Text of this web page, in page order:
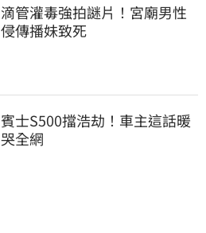
滴管灌毒強拍謎片！宮廟男性
侵傳播妹致死
賓士S500擋浩劫！車主這話暖
哭全網